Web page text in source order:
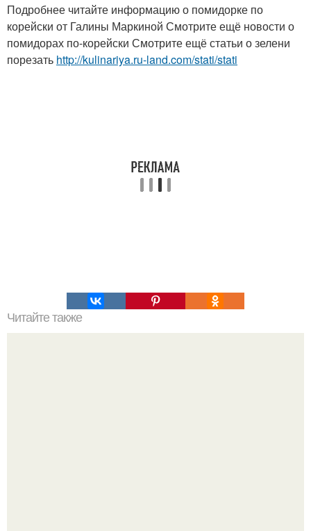
Подробнее читайте информацию о помидорке по
корейски от Галины Маркиной Смотрите ещё новости о
помидорах по-корейски Смотрите ещё статьи о зелени
порезать http://kulinariya.ru-land.com/stati/stati
Читайте также